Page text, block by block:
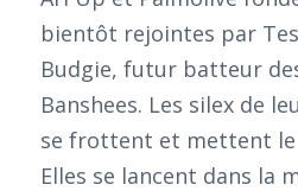
bientôt rejointes par
Budgie, futur batteur
Banshees. Les silex de
se frottent et mettent le
Elles se lancent dans la